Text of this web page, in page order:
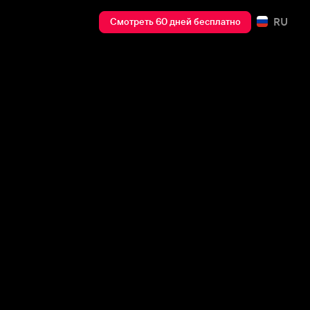
Смотреть 60 дней бесплатно RU